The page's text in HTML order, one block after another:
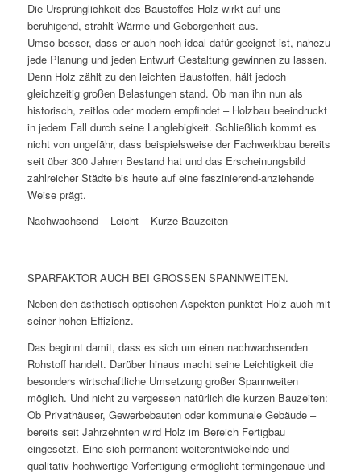
Die Ursprünglichkeit des Baustoffes Holz wirkt auf uns
beruhigend, strahlt Wärme und Geborgenheit aus.
Umso besser, dass er auch noch ideal dafür geeignet ist, nahezu
jede Planung und jeden Entwurf Gestaltung gewinnen zu lassen.
Denn Holz zählt zu den leichten Baustoffen, hält jedoch
gleichzeitig großen Belastungen stand. Ob man ihn nun als
historisch, zeitlos oder modern empfindet – Holzbau beeindruckt
in jedem Fall durch seine Langlebigkeit. Schließlich kommt es
nicht von ungefähr, dass beispielsweise der Fachwerkbau bereits
seit über 300 Jahren Bestand hat und das Erscheinungsbild
zahlreicher Städte bis heute auf eine faszinierend-anziehende
Weise prägt.
Nachwachsend – Leicht – Kurze Bauzeiten
SPARFAKTOR AUCH BEI GROSSEN SPANNWEITEN.
Neben den ästhetisch-optischen Aspekten punktet Holz auch mit
seiner hohen Effizienz.
Das beginnt damit, dass es sich um einen nachwachsenden
Rohstoff handelt. Darüber hinaus macht seine Leichtigkeit die
besonders wirtschaftliche Umsetzung großer Spannweiten
möglich. Und nicht zu vergessen natürlich die kurzen Bauzeiten:
Ob Privathäuser, Gewerbebauten oder kommunale Gebäude –
bereits seit Jahrzehnten wird Holz im Bereich Fertigbau
eingesetzt. Eine sich permanent weiterentwickelnde und
qualitativ hochwertige Vorfertigung ermöglicht termingenaue und